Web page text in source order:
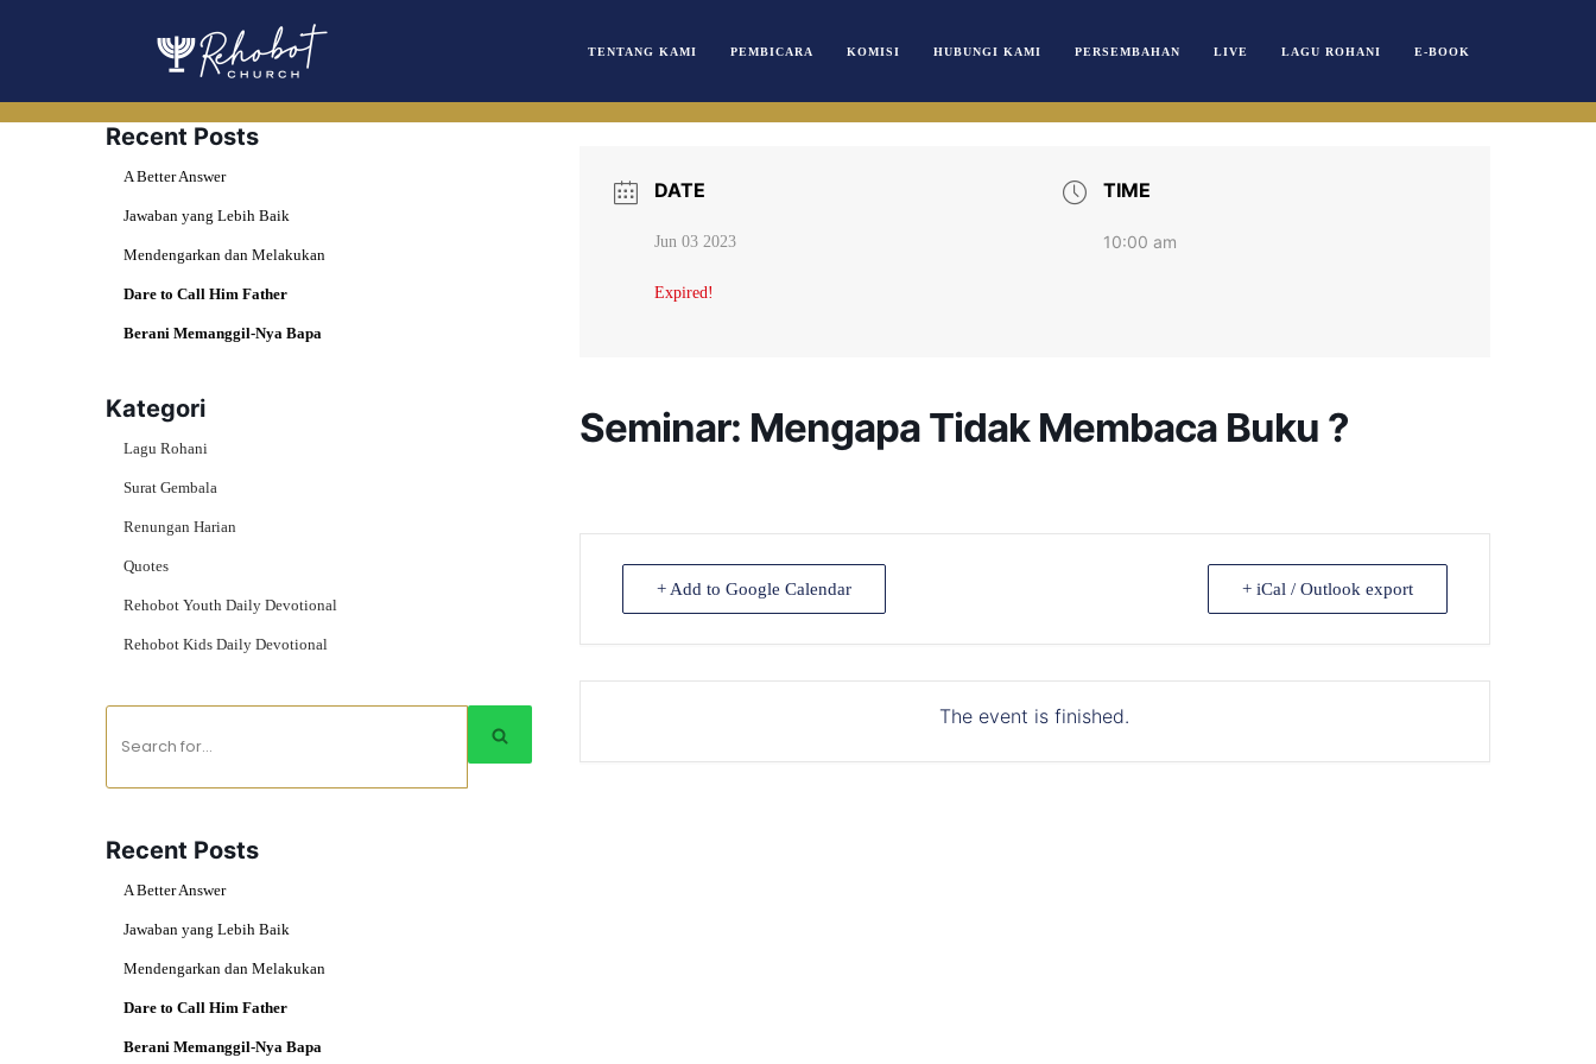
TENTANG KAMI PEMBICARA KOMISI HUBUNGI KAMI PERSEMBAHAN LIVE LAGU ROHANI E-BOOK
Recent Posts
A Better Answer
Jawaban yang Lebih Baik
Mendengarkan dan Melakukan
Dare to Call Him Father
Berani Memanggil-Nya Bapa
Kategori
Lagu Rohani
Surat Gembala
Renungan Harian
Quotes
Rehobot Youth Daily Devotional
Rehobot Kids Daily Devotional
Recent Posts
A Better Answer
Jawaban yang Lebih Baik
Mendengarkan dan Melakukan
Dare to Call Him Father
Berani Memanggil-Nya Bapa
DATE
Jun 03 2023
Expired!
TIME
10:00 am
Seminar: Mengapa Tidak Membaca Buku ?
+ Add to Google Calendar + iCal / Outlook export
The event is finished.